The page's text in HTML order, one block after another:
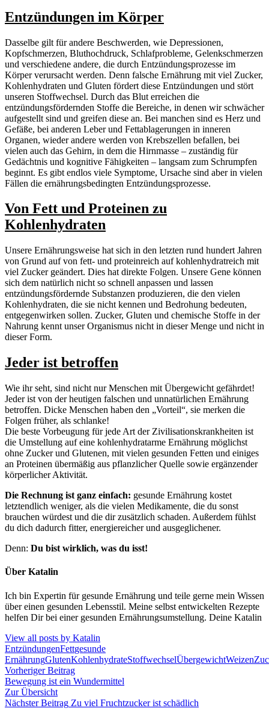
Entzündungen im Körper
Dasselbe gilt für andere Beschwerden, wie Depressionen,
Kopfschmerzen, Bluthochdruck, Schlafprobleme, Gelenkschmerzen
und verschiedene andere, die durch Entzündungsprozesse im
Körper verursacht werden. Denn falsche Ernährung mit viel Zucker,
Kohlenhydraten und Gluten fördert diese Entzündungen und stört
unseren Stoffwechsel. Durch das Blut erreichen die
entzündungsfördernden Stoffe die Bereiche, in denen wir schwächer
aufgestellt sind und greifen diese an. Bei manchen sind es Herz und
Gefäße, bei anderen Leber und Fettablagerungen in inneren
Organen, wieder andere werden von Krebszellen befallen, bei
vielen auch das Gehirn, in dem die Hirnmasse – zuständig für
Gedächtnis und kognitive Fähigkeiten – langsam zum Schrumpfen
beginnt. Es gibt endlos viele Symptome, Ursache sind aber in vielen
Fällen die ernährungsbedingten Entzündungsprozesse.
Von Fett und Proteinen zu
Kohlenhydraten
Unsere Ernährungsweise hat sich in den letzten rund hundert Jahren
von Grund auf von fett- und proteinreich auf kohlenhydratreich mit
viel Zucker geändert. Dies hat direkte Folgen. Unsere Gene können
sich dem natürlich nicht so schnell anpassen und lassen
entzündungsfördernde Substanzen produzieren, die den vielen
Kohlenhydraten, die sie nicht kennen und Bedrohung bedeuten,
entgegenwirken sollen. Zucker, Gluten und chemische Stoffe in der
Nahrung kennt unser Organismus nicht in dieser Menge und nicht in
dieser Form.
Jeder ist betroffen
Wie ihr seht, sind nicht nur Menschen mit Übergewicht gefährdet!
Jeder ist von der heutigen falschen und unnatürlichen Ernährung
betroffen. Dicke Menschen haben den „Vorteil“, sie merken die
Folgen früher, als schlanke!
Die beste Vorbeugung für jede Art der Zivilisationskrankheiten ist
die Umstellung auf eine kohlenhydratarme Ernährung möglichst
ohne Zucker und Glutenen, mit vielen gesunden Fetten und einiges
an Proteinen übermäßig aus pflanzlicher Quelle sowie ergänzender
körperlicher Aktivität.
Die Rechnung ist ganz einfach: gesunde Ernährung kostet
letztendlich weniger, als die vielen Medikamente, die du sonst
brauchen würdest und die dir zusätzlich schaden. Außerdem fühlst
du dich dadurch fitter, energiereicher und ausgeglichener.
Denn: Du bist wirklich, was du isst!
Über Katalin
Ich bin Expertin für gesunde Ernährung und teile gerne mein Wissen
über einen gesunden Lebensstil. Meine selbst entwickelten Rezepte
helfen Dir bei einer gesunden Ernährungsumstellung. Deine Katalin
View all posts by Katalin
EntzündungenFettgesunde
ErnährungGlutenKohlenhydrateStoffwechselÜbergewichtWeizen
Vorheriger Beitrag
Bewegung ist ein Wundermittel
Zur Übersicht
Nächster Beitrag Zu viel Fruchtzucker ist schädlich